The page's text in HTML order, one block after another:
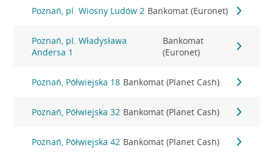
Poznań, pl. Wiosny Ludów 2 Bankomat (Euronet)
Poznań, pl. Władysława
Andersa 1
Bankomat
(Euronet)
Poznań, Półwiejska 18 Bankomat (Planet Cash)
Poznań, Półwiejska 32 Bankomat (Planet Cash)
Poznań, Półwiejska 42 Bankomat (Planet Cash)